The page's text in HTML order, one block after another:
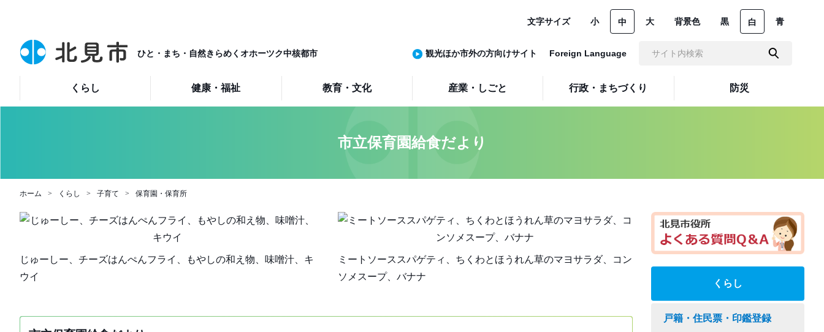
ひと・まち・自然きらめくオホーツク中核都市
くらし 健康・福祉 教育・文化 産業・しごと 行政・まちづくり 防災
文字サイズ 小 中 大 背景色 黒 白 青
観光ほか市外の方向けサイト Foreign Language
市立保育園給食だより
ホーム くらし 子育て 保育園・保育所
じゅーしー、チーズはんぺんフライ、もやしの和え物、味噌汁、キ
ウイ
ミートソーススパゲティ、ちくわとほうれん草のマヨサラダ、コン
ソメスープ、バナナ
くらし
戸籍・住民票・印鑑登録